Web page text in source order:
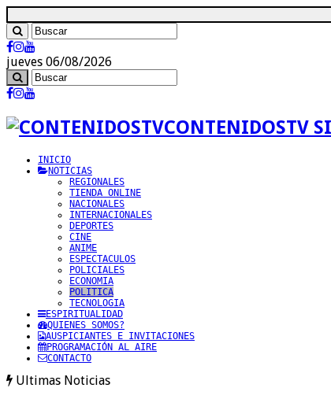
jueves 06/08/2026
CONTENIDOSTV
INICIO
NOTICIAS
REGIONALES
TIENDA ONLINE
NACIONALES
INTERNACIONALES
DEPORTES
CINE
ANIME
ESPECTACULOS
POLICIALES
ECONOMIA
POLITICA
TECNOLOGIA
ESPIRITUALIDAD
QUIENES SOMOS?
AUSPICIANTES E INVITACIONES
PROGRAMACIÓN AL AIRE
CONTACTO
Ultimas Noticias